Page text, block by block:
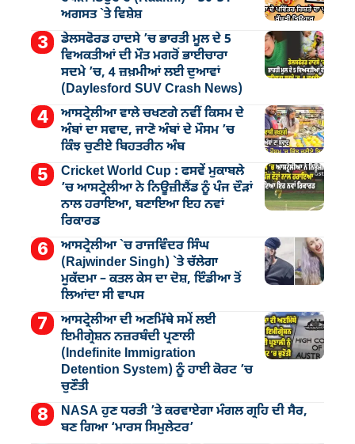
ਅਗਸਤ `ਤੇ ਵਿਸ਼ੇਸ਼
ਡੇਲਸਫੋਰਡ ਹਾਦਸੇ ’ਚ ਭਾਰਤੀ ਮੂਲ ਦੇ 5
ਵਿਅਕਤੀਆਂ ਦੀ ਮੌਤ ਮਗਰੋਂ ਭਾਈਚਾਰਾ
ਸਦਮੇ ’ਚ, 4 ਜ਼ਖ਼ਮੀਆਂ ਲਈ ਦੁਆਵਾਂ
(Daylesford SUV Crash News)
ਆਸਟ੍ਰੇਲੀਆ ਵਾਲੇ ਚਖਣਗੇ ਨਵੀਂ ਕਿਸਮ ਦੇ
ਅੰਬਾਂ ਦਾ ਸਵਾਦ, ਜਾਣੋ ਅੰਬਾਂ ਦੇ ਮੌਸਮ ’ਚ
ਕਿੰਝ ਚੁਣੀਏ ਬਿਹਤਰੀਨ ਅੰਬ
Cricket World Cup : ਫਸਵੇਂ ਮੁਕਾਬਲੇ
’ਚ ਆਸਟ੍ਰੇਲੀਆ ਨੇ ਨਿਊਜ਼ੀਲੈਂਡ ਨੂੰ ਪੰਜ ਦੌੜਾਂ
ਨਾਲ ਹਰਾਇਆ, ਬਣਾਇਆ ਇਹ ਨਵਾਂ
ਰਿਕਾਰਡ
ਆਸਟ੍ਰੇਲੀਆ `ਚ ਰਾਜਵਿੰਦਰ ਸਿੰਘ
(Rajwinder Singh) `ਤੇ ਚੱਲੇਗਾ
ਮੁੁਕੱਦਮਾ – ਕਤਲ ਕੇਸ ਦਾ ਦੋਸ਼, ਇੰਡੀਆ ਤੋਂ
ਲਿਆਂਦਾ ਸੀ ਵਾਪਸ
ਆਸਟ੍ਰੇਲੀਆ ਦੀ ਅਣਮਿੱਥੇ ਸਮੇਂ ਲਈ
ਇਮੀਗ੍ਰੇਸ਼ਨ ਨਜ਼ਰਬੰਦੀ ਪ੍ਰਣਾਲੀ
(Indefinite Immigration
Detention System) ਨੂੰ ਹਾਈ ਕੋਰਟ ’ਚ
ਚੁਣੌਤੀ
NASA ਹੁਣ ਧਰਤੀ ’ਤੇ ਕਰਵਾਏਗਾ ਮੰਗਲ ਗ੍ਰਹਿ ਦੀ ਸੈਰ,
ਬਣ ਗਿਆ ‘ਮਾਰਸ ਸਿਮੁਲੇਟਰ’